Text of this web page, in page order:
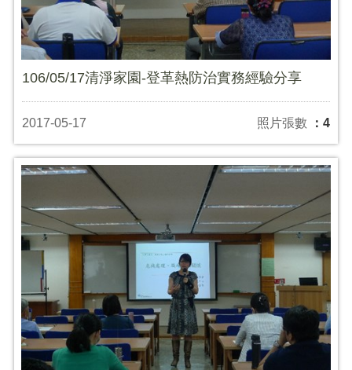
106/05/17清淨家園-登革熱防治實務經驗分享
2017-05-17 照片張數 ：4